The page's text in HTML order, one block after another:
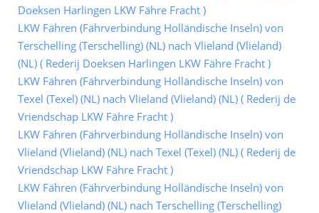
Doeksen Harlingen LKW Fähre Fracht )
LKW Fähren (Fährverbindung Holländische Inseln) von
Terschelling (Terschelling) (NL) nach Vlieland (Vlieland)
(NL) ( Rederij Doeksen Harlingen LKW Fähre Fracht )
LKW Fähren (Fährverbindung Holländische Inseln) von
Texel (Texel) (NL) nach Vlieland (Vlieland) (NL) ( Rederij de
Vriendschap LKW Fähre Fracht )
LKW Fähren (Fährverbindung Holländische Inseln) von
Vlieland (Vlieland) (NL) nach Texel (Texel) (NL) ( Rederij de
Vriendschap LKW Fähre Fracht )
LKW Fähren (Fährverbindung Holländische Inseln) von
Vlieland (Vlieland) (NL) nach Terschelling (Terschelling)